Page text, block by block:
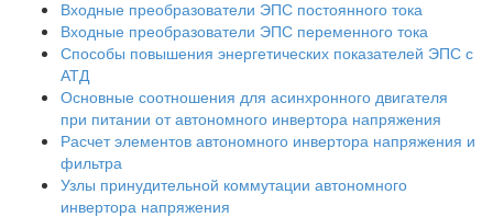
Входные преобразователи ЭПС постоянного тока
Входные преобразователи ЭПС переменного тока
Способы повышения энергетических показателей ЭПС с
АТД
Основные соотношения для асинхронного двигателя
при питании от автономного инвертора напряжения
Расчет элементов автономного инвертора напряжения и
фильтра
Узлы принудительной коммутации автономного
инвертора напряжения